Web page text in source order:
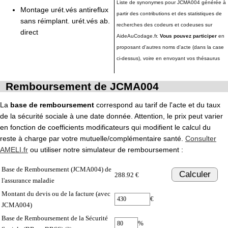
Montage urét.vés antireflux
sans réimplant. urét.vés ab.
direct
Liste de synonymes pour JCMA004 générée à
partir des contributions et des statistiques de
recherches des codeurs et codeuses sur
AideAuCodage.fr. Vous pouvez participer en
proposant d'autres noms d'acte (dans la case
ci-dessus), voire en envoyant vos thésaurus
Remboursement de JCMA004
La base de remboursement correspond au tarif de l'acte et du taux
de la sécurité sociale à une date donnée. Attention, le prix peut varier
en fonction de coefficients modificateurs qui modifient le calcul du
reste à charge par votre mutuelle/complémentaire santé. Consulter
AMELI.fr ou utiliser notre simulateur de remboursement :
Base de Remboursement (JCMA004) de
l'assurance maladie
288.92 € Calculer
Montant du devis ou de la facture (avec
JCMA004)
€
Base de Remboursement de la Sécurité
%